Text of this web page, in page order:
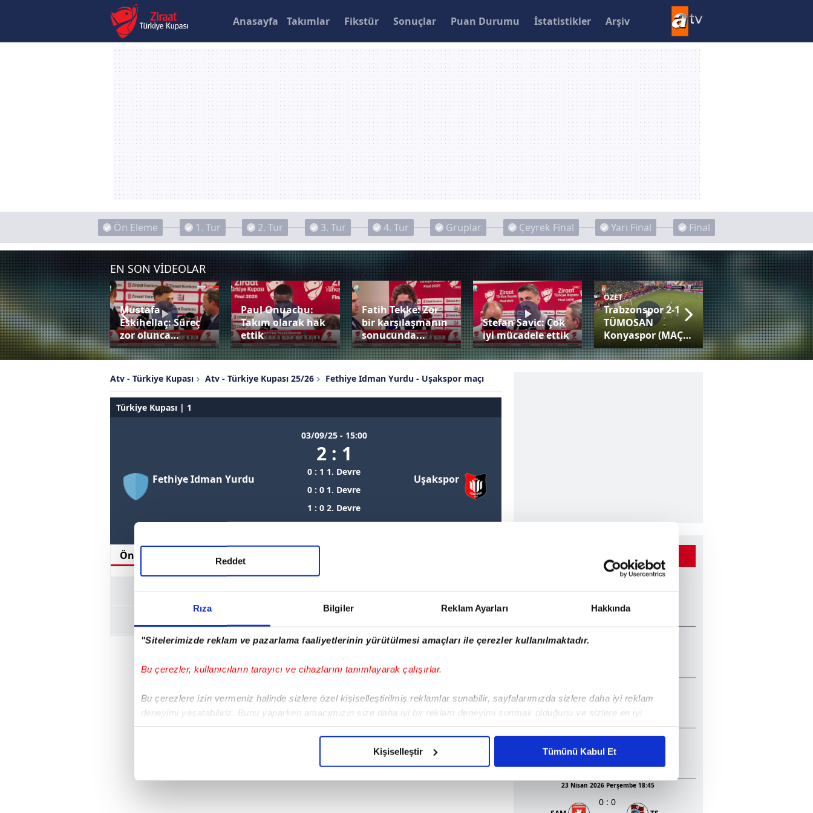
Rıza Bilgiler Reklam Ayarları Hakkında
"Sitelerimizde reklam ve pazarlama faaliyetlerinin yürütülmesi amaçları ile çerezler kullanılmaktadır.
Bu çerezler, kullanıcıların tarayıcı ve cihazlarını tanımlayarak çalışırlar.
Bu çerezlere izin vermeniz halinde sizlere özel kişiselleştirilmiş reklamlar sunabilir, sayfalarımızda sizlere daha iyi reklam
deneyimi yaşatabiliriz. Bunu yaparken amacımızın size daha iyi bir reklam deneyimi sunmak olduğunu ve sizlere en iyi
içerikleri sunabilmek adına elimizden gelen çabayı gösterdiğimizi ve bu noktada, reklamların maliyetlerimizi karşılamak
Sizlere daha iyi bir hizmet sunabilmek için İnternet Sitemizde kendimize ve üçüncü kişilere ait çerezler kullanılmaktadır. Bu
Reddet
Kişiselleştir Tümünü Kabul Et
Anasayfa Takımlar Fikstür Sonuçlar Puan Durumu İstatistikler Arşiv
Ön Eleme 1. Tur 2. Tur 3. Tur 4. Tur Gruplar Çeyrek Final Yarı Final Final
EN SON VİDEOLAR
penaltıyı
Mustafa
Eskihellaç: Süreç
zor olunca…
Paul Onuachu:
Takım olarak hak
ettik
Fatih Tekke: Zor
bir karşılaşmanın
sonucunda...
Stefan Savic: Çok
iyi mücadele ettik
ÖZET
Trabzonspor 2-1
TÜMOSAN
Konyaspor (MAÇ
SONUCU-ÖZET)
Fatih Tekke:
Trabzonspor gibi
bir camiayla her
kupaya adaysınız!
Atv - Türkiye Kupası Atv - Türkiye Kupası 25/26 Fethiye Idman Yurdu - Uşakspor maçı
Türkiye Kupası | 1
Fethiye Idman Yurdu
03/09/25 - 15:00
2 : 1
0 : 1 1. Devre
0 : 0 1. Devre
1 : 0 2. Devre
1 : 0 Uzatmalar
Uşakspor
Önemli Dakikalar Canlı Anlatım
0: 1
23 Nisan 2026 Perşembe 20:45
BJK
3:0
23 Nisan 2026 Perşembe 18:45
0 :0